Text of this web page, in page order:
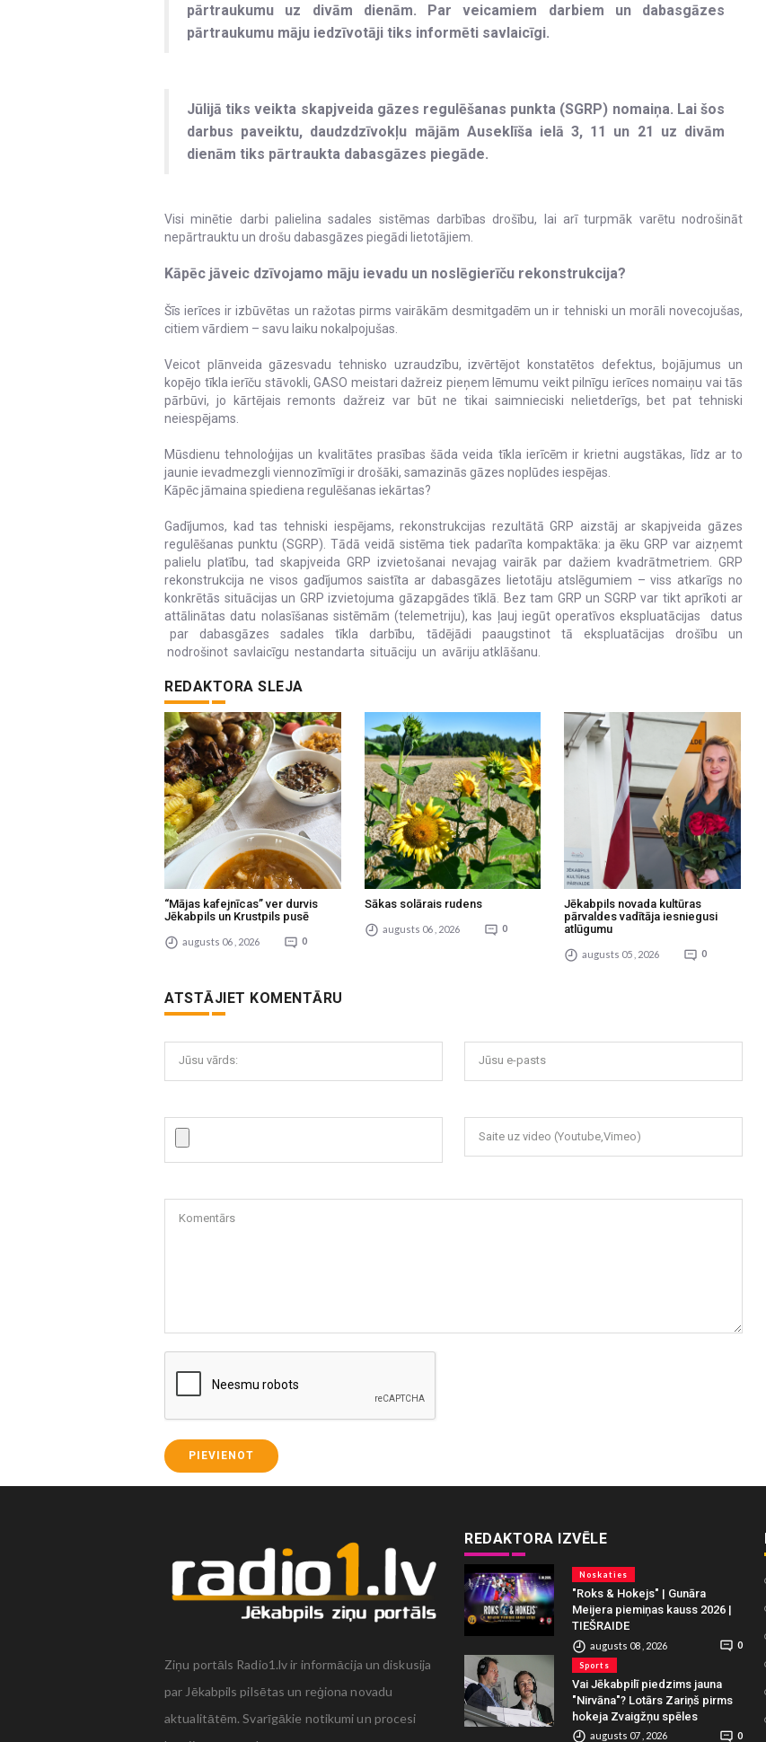
pārtraukumu uz divām dienām. Par veicamiem darbiem un dabasgāzes
pārtraukumu māju iedzīvotāji tiks informēti savlaicīgi.
Jūlijā tiks veikta skapjveida gāzes regulēšanas punkta (SGRP) nomaiņa. Lai šos
darbus paveiktu, daudzdzīvokļu mājām Auseklīša ielā 3, 11 un 21 uz divām
dienām tiks pārtraukta dabasgāzes piegāde.
Visi minētie darbi palielina sadales sistēmas darbības drošību, lai arī turpmāk varētu nodrošināt
nepārtrauktu un drošu dabasgāzes piegādi lietotājiem.
Kāpēc jāveic dzīvojamo māju ievadu un noslēgierīču rekonstrukcija?
Šīs ierīces ir izbūvētas un ražotas pirms vairākām desmitgadēm un ir tehniski un morāli novecojušas,
citiem vārdiem – savu laiku nokalpojušas.
Veicot plānveida gāzesvadu tehnisko uzraudzību, izvērtējot konstatētos defektus, bojājumus un
kopējo tīkla ierīču stāvokli, GASO meistari dažreiz pieņem lēmumu veikt pilnīgu ierīces nomaiņu vai tās
pārbūvi, jo kārtējais remonts dažreiz var būt ne tikai saimnieciski nelietderīgs, bet pat tehniski
neiespējams.
Mūsdienu tehnoloģijas un kvalitātes prasības šāda veida tīkla ierīcēm ir krietni augstākas, līdz ar to
jaunie ievadmezgli viennozīmīgi ir drošāki, samazinās gāzes noplūdes iespējas.
Kāpēc jāmaina spiediena regulēšanas iekārtas?
Gadījumos, kad tas tehniski iespējams, rekonstrukcijas rezultātā GRP aizstāj ar skapjveida gāzes
regulēšanas punktu (SGRP). Tādā veidā sistēma tiek padarīta kompaktāka: ja ēku GRP var aizņemt
palielu platību, tad skapjveida GRP izvietošanai nevajag vairāk par dažiem kvadrātmetriem. GRP
rekonstrukcija ne visos gadījumos saistīta ar dabasgāzes lietotāju atslēgumiem – viss atkarīgs no
konkrētās situācijas un GRP izvietojuma gāzapgādes tīklā. Bez tam GRP un SGRP var tikt aprīkoti ar
attālinātas datu nolasīšanas sistēmām (telemetriju), kas ļauj iegūt operatīvos ekspluatācijas datus
par dabasgāzes sadales tīkla darbību, tādējādi paaugstinot tā ekspluatācijas drošību un
nodrošinot savlaicīgu nestandarta situāciju un avāriju atklāšanu.
REDAKTORA SLEJA
“Mājas kafejnīcas” ver durvis
Jēkabpils un Krustpils pusē
augusts 06 , 2026 0
Sākas solārais rudens
augusts 06 , 2026 0
Jēkabpils novada kultūras
pārvaldes vadītāja iesniegusi
atlūgumu
augusts 05 , 2026 0
ATSTĀJIET KOMENTĀRU
Jūsu vārds: Jūsu e-pasts
Saite uz video (Youtube,Vimeo)
Komentārs
PIEVIENOT
Jēkabpiliešus aicina atbalstīt
iniciatīvu par finanšu pratību kā
obligātu studiju kursu Latvijas
augstskolās
augusts 04 , 2026
Ziņu portāls Radio1.lv ir informācija un diskusija
par Jēkabpils pilsētas un reģiona novadu
aktualitātēm. Svarīgākie notikumi un procesi
REDAKTORA IZVĒLE
Noskaties
"Roks & Hokejs" | Gunāra
Meijera piemiņas kauss 2026 |
TIEŠRAIDE
augusts 08 , 2026 0
Sports
Vai Jēkabpilī piedzims jauna
"Nirvāna"? Lotārs Zariņš pirms
hokeja Zvaigžņu spēles
augusts 07 , 2026 0